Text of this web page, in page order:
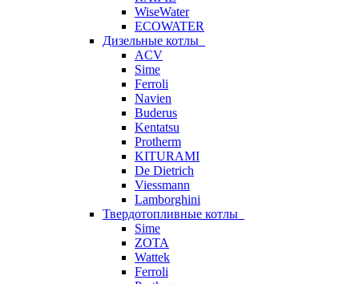
WiseWater
ECOWATER
Дизельные котлы
ACV
Sime
Ferroli
Navien
Buderus
Kentatsu
Protherm
KITURAMI
De Dietrich
Viessmann
Lamborghini
Твердотопливные котлы
Sime
ZOTA
Wattek
Ferroli